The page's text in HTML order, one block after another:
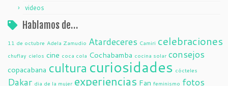
videos
Hablamos de…
11 de octubre Adela Zamudio Atardeceres Camiri celebraciones
chuflay cielos cine coca cola Cochabamba cocina solar consejos
copacabana cultura curiosidades cócteles
Dakar dia de la mujer experiencias Fan feminismo fotos